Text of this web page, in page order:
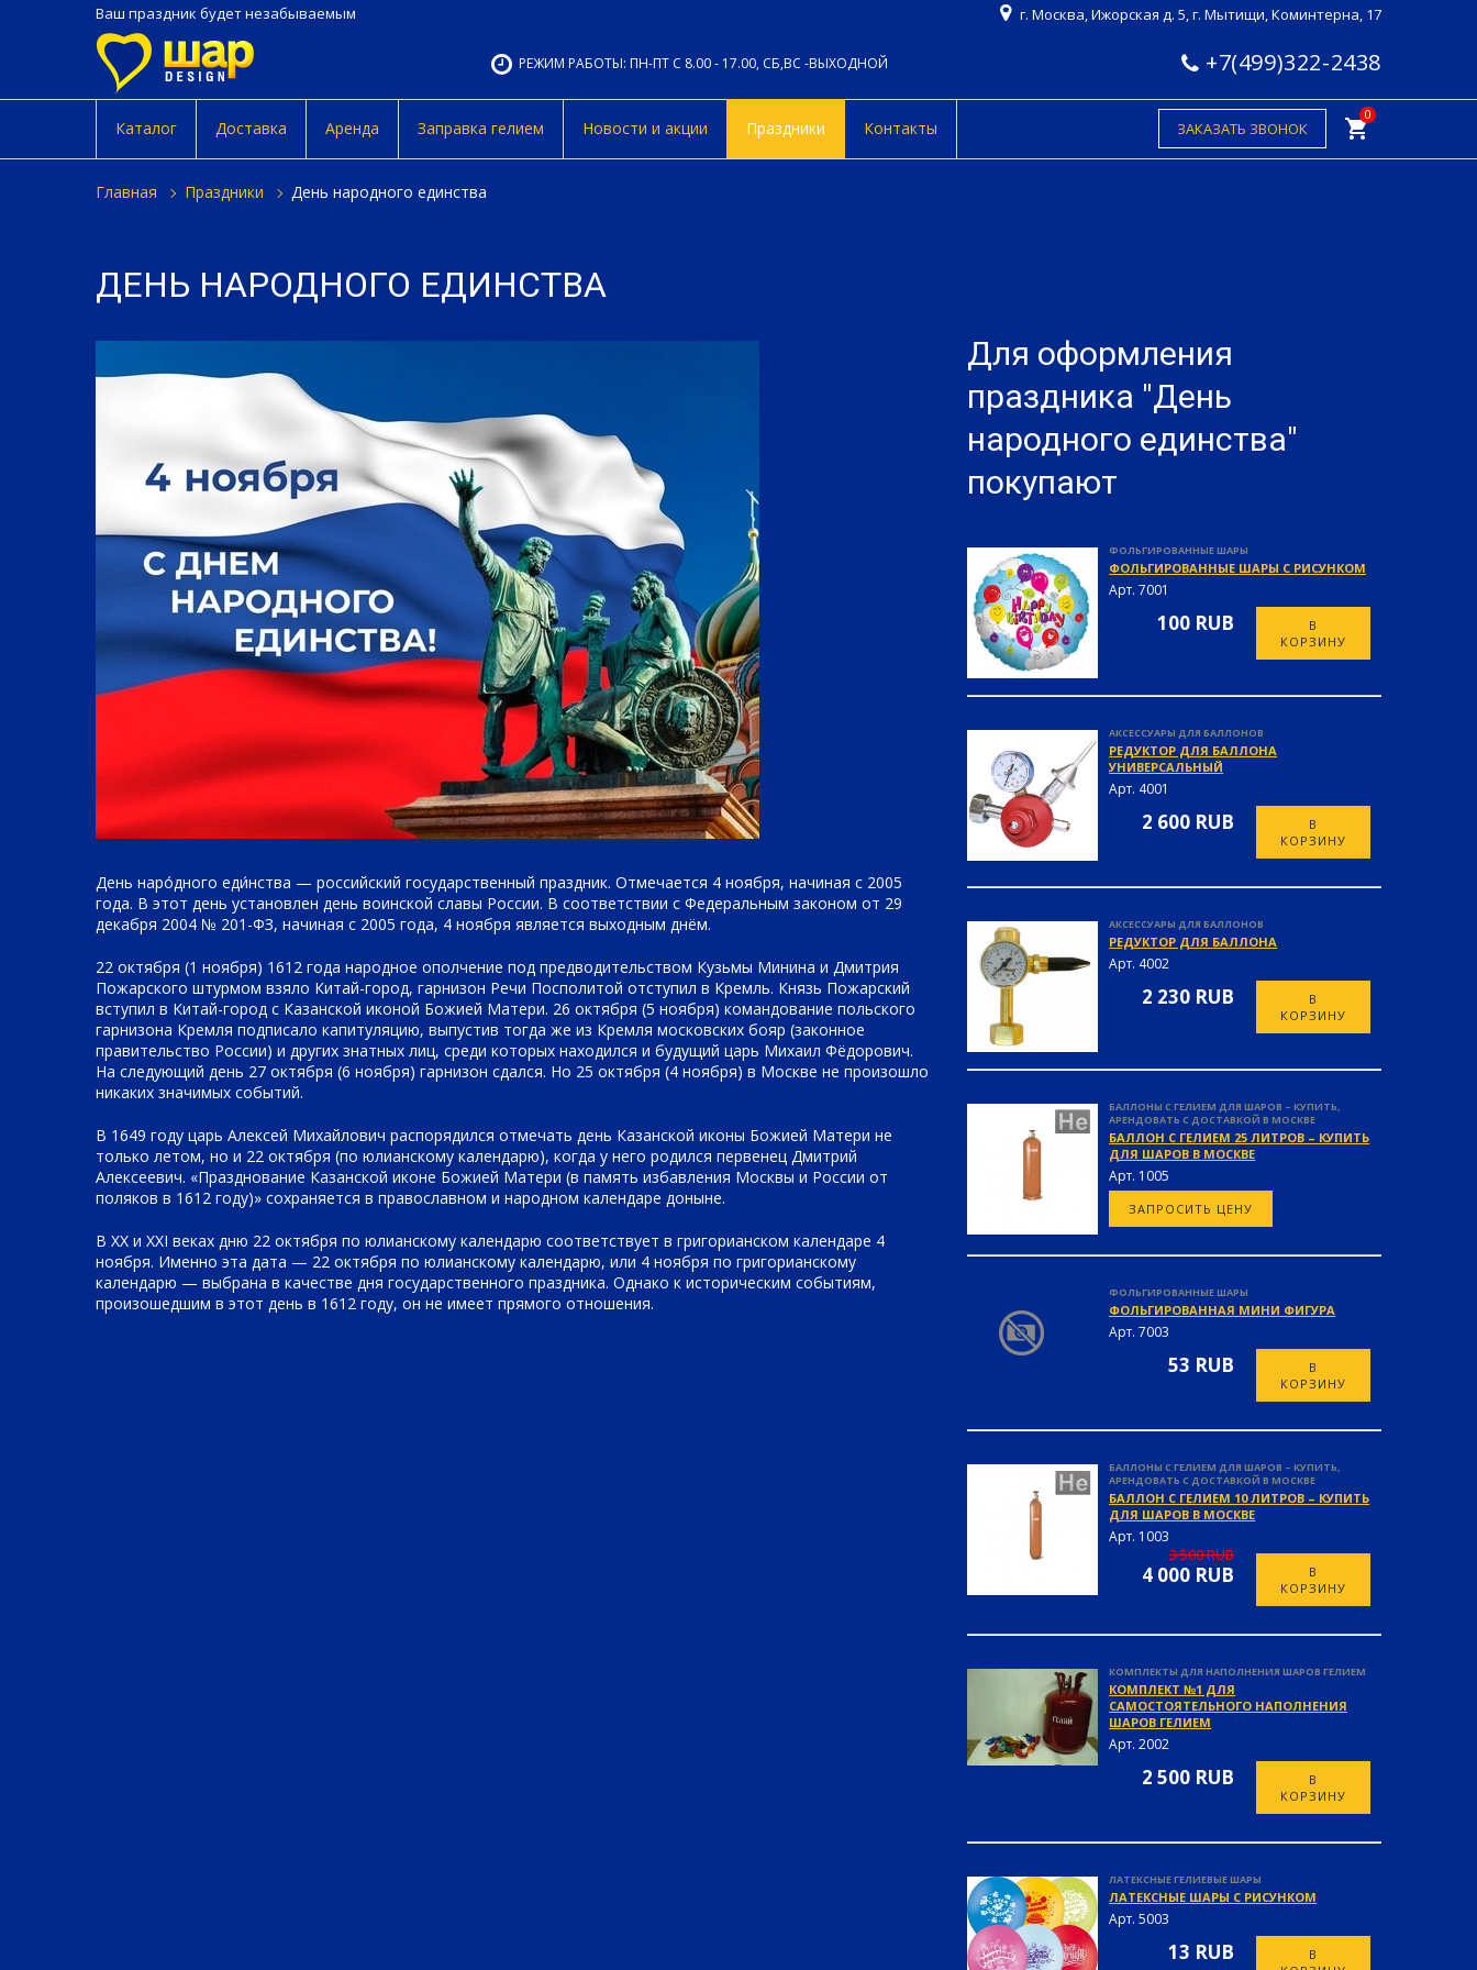
Ваш праздник будет незабываемым г. Москва, Ижорская д. 5, г. Мытищи, Коминтерна, 17
+7(499)322-2438
РЕЖИМ РАБОТЫ: ПН-ПТ С 8.00 - 17.00, СБ,ВС -ВЫХОДНОЙ
ЗАКАЗАТЬ ЗВОНОК
Каталог Доставка Аренда Заправка гелием Новости и акции Праздники Контакты shopping_cart
0
главная праздники день народного единства
ДЕНЬ НАРОДНОГО ЕДИНСТВА
День наро́дного еди́нства — российский государственный праздник. Отмечается 4 ноября, начиная с 2005
года. В этот день установлен день воинской славы России. В соответствии с Федеральным законом от 29
декабря 2004 № 201-ФЗ, начиная с 2005 года, 4 ноября является выходным днём.
22 октября (1 ноября) 1612 года народное ополчение под предводительством Кузьмы Минина и Дмитрия
Пожарского штурмом взяло Китай-город, гарнизон Речи Посполитой отступил в Кремль. Князь Пожарский
вступил в Китай-город с Казанской иконой Божией Матери. 26 октября (5 ноября) командование польского
гарнизона Кремля подписало капитуляцию, выпустив тогда же из Кремля московских бояр (законное
правительство России) и других знатных лиц, среди которых находился и будущий царь Михаил Фёдорович.
На следующий день 27 октября (6 ноября) гарнизон сдался. Но 25 октября (4 ноября) в Москве не произошло
никаких значимых событий.
В 1649 году царь Алексей Михайлович распорядился отмечать день Казанской иконы Божией Матери не
только летом, но и 22 октября (по юлианскому календарю), когда у него родился первенец Дмитрий
Алексеевич. «Празднование Казанской иконе Божией Матери (в память избавления Москвы и России от
поляков в 1612 году)» сохраняется в православном и народном календаре доныне.
В XX и XXI веках дню 22 октября по юлианскому календарю соответствует в григорианском календаре 4
ноября. Именно эта дата — 22 октября по юлианскому календарю, или 4 ноября по григорианскому
календарю — выбрана в качестве дня государственного праздника. Однако к историческим событиям,
произошедшим в этот день в 1612 году, он не имеет прямого отношения.
Для оформления
праздника "День
народного единства"
покупают
ФОЛЬГИРОВАННЫЕ ШАРЫ
ФОЛЬГИРОВАННЫЕ ШАРЫ С РИСУНКОМ
Арт. 7001
100 RUB
В
КОРЗИНУ
АКСЕССУАРЫ ДЛЯ БАЛЛОНОВ
РЕДУКТОР ДЛЯ БАЛЛОНА
УНИВЕРСАЛЬНЫЙ
Арт. 4001
2 600 RUB
В
КОРЗИНУ
АКСЕССУАРЫ ДЛЯ БАЛЛОНОВ
РЕДУКТОР ДЛЯ БАЛЛОНА
Арт. 4002
2 230 RUB
В
КОРЗИНУ
БАЛЛОНЫ С ГЕЛИЕМ ДЛЯ ШАРОВ – КУПИТЬ,
АРЕНДОВАТЬ С ДОСТАВКОЙ В МОСКВЕ
БАЛЛОН С ГЕЛИЕМ 25 ЛИТРОВ – КУПИТЬ
ДЛЯ ШАРОВ В МОСКВЕ
Арт. 1005
ЗАПРОСИТЬ ЦЕНУ
ФОЛЬГИРОВАННЫЕ ШАРЫ
ФОЛЬГИРОВАННАЯ МИНИ ФИГУРА
Арт. 7003
53 RUB
В
КОРЗИНУ
БАЛЛОНЫ С ГЕЛИЕМ ДЛЯ ШАРОВ – КУПИТЬ,
АРЕНДОВАТЬ С ДОСТАВКОЙ В МОСКВЕ
БАЛЛОН С ГЕЛИЕМ 10 ЛИТРОВ – КУПИТЬ
ДЛЯ ШАРОВ В МОСКВЕ
Арт. 1003
3 500 RUB
4 000 RUB
В
КОРЗИНУ
КОМПЛЕКТЫ ДЛЯ НАПОЛНЕНИЯ ШАРОВ ГЕЛИЕМ
КОМПЛЕКТ №1 ДЛЯ
САМОСТОЯТЕЛЬНОГО НАПОЛНЕНИЯ
ШАРОВ ГЕЛИЕМ
Арт. 2002
2 500 RUB
В
КОРЗИНУ
ЛАТЕКСНЫЕ ГЕЛИЕВЫЕ ШАРЫ
ЛАТЕКСНЫЕ ШАРЫ С РИСУНКОМ
Арт. 5003
13 RUB
В